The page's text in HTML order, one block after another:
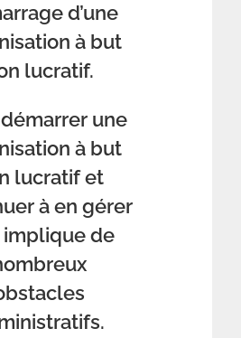
d’une
à but
lucratif.
une
à but
lucratif et
à en gérer
implique de